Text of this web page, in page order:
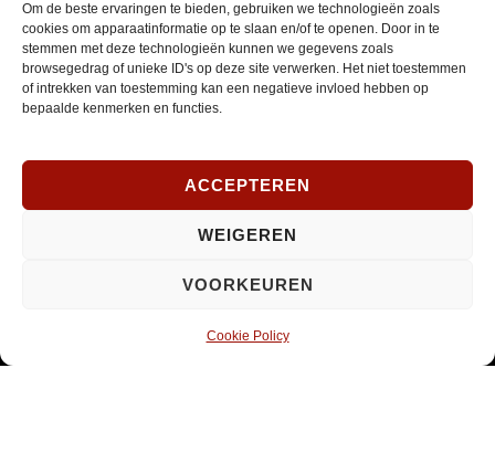
Om de beste ervaringen te bieden, gebruiken we technologieën zoals
cookies om apparaatinformatie op te slaan en/of te openen. Door in te
stemmen met deze technologieën kunnen we gegevens zoals
browsegedrag of unieke ID's op deze site verwerken. Het niet toestemmen
of intrekken van toestemming kan een negatieve invloed hebben op
bepaalde kenmerken en functies.
ACCEPTEREN
WEIGEREN
VOORKEUREN
Cookie Policy
mailadres
Verplicht
INSCHRIJVEN
SOCIAL MEDIA